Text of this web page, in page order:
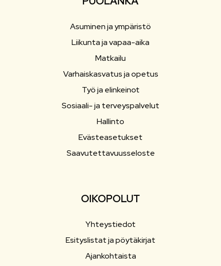
Asuminen ja ympäristö
Liikunta ja vapaa-aika
Matkailu
Varhaiskasvatus ja opetus
Työ ja elinkeinot
Sosiaali- ja terveyspalvelut
Hallinto
Evästeasetukset
Saavutettavuusseloste
OIKOPOLUT
Yhteystiedot
Esityslistat ja pöytäkirjat
Ajankohtaista